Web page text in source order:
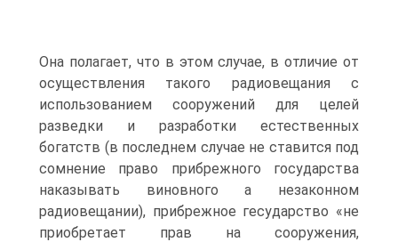
Она полагает, что в этом случае, в отличие от
осуществления такого радиовещания с
использованием сооружений для целей
разведки и разработки естественных
богатств (в последнем случае не ставится под
сомнение право прибрежного государства
наказывать виновного а незаконном
радиовещании), прибрежное гесударство «не
приобретает прав на сооружения,